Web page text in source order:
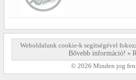
Weboldalunk cookie-k segítségével
Bővebb információ! »
© 2026 Minden jog